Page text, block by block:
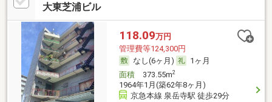
大東芝浦ビル
118.09万円
管理費等124,300円
なし(6ヶ月)
1ヶ月
面積373.55m2
1964年1月(築62年8ヶ月)
京急本線 泉岳寺駅 徒歩29分